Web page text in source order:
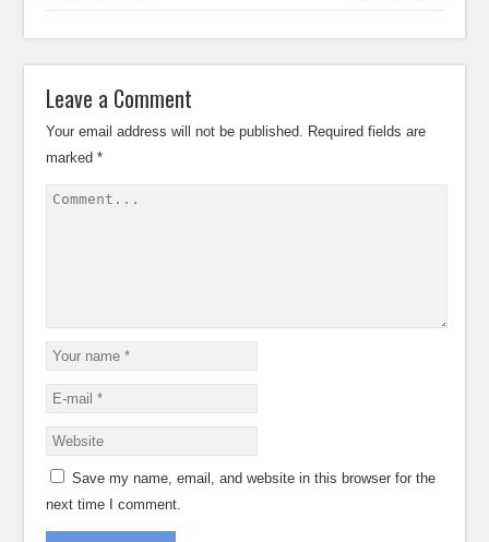
Leave a Comment
Your email address will not be published. Required fields are
marked*
Save my name, email, and website in this browser for the
next time I comment.